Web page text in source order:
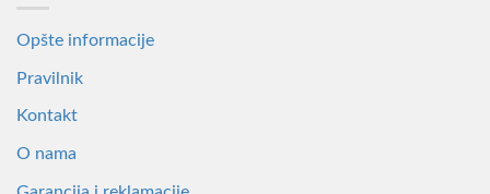
Opšte informacije
Pravilnik
Kontakt
O nama